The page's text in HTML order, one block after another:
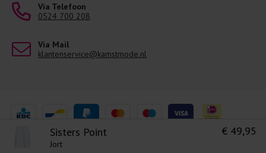
Sisters Point
Jort
€ 49,95
Levering 1-3 Werkdagen
Via Telefoon
0524 700 208
Via Mail
klantenservice@kamstmode.nl